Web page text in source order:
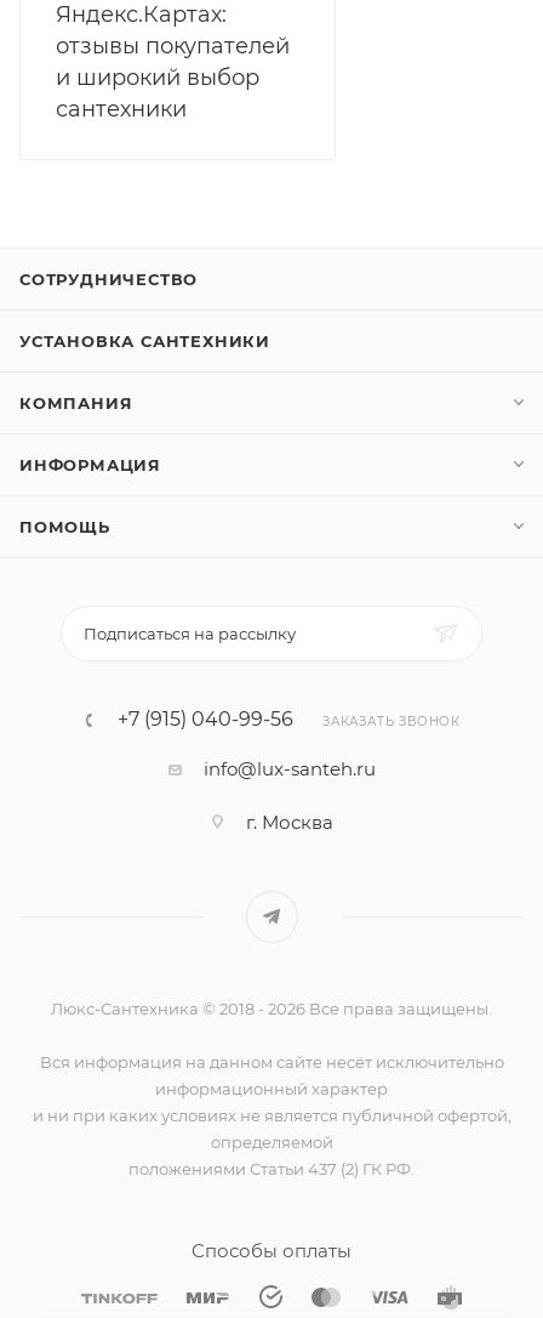
Яндекс.Картах:
отзывы покупателей
и широкий выбор
сантехники
СОТРУДНИЧЕСТВО
УСТАНОВКА САНТЕХНИКИ
КОМПАНИЯ
ИНФОРМАЦИЯ
ПОМОЩЬ
Подписаться на рассылку
+7 (915) 040-99-56 ЗАКАЗАТЬ ЗВОНОК
info@lux-santeh.ru
г. Москва
Люкс-Сантехника © 2018 - 2026 Все права защищены.
Вся информация на данном сайте несёт исключительно
информационный характер
и ни при каких условиях не является публичной офертой,
определяемой
положениями Статьи 437 (2) ГК РФ.
Способы оплаты